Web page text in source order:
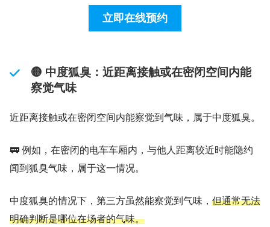
立即在线预约
🟡 中度狐臭：近距离接触或在密闭空间内能
察觉气味
近距离接触或在密闭空间内能察觉到气味，属于中度狐臭。
🚃 例如，在密闭的电车车厢内，与他人距离较近时能隐约
闻到狐臭气味，属于这一情况。
中度狐臭的情况下，第三方虽然能察觉到气味， 但通常无法
明确判断是哪位在场者的气味。